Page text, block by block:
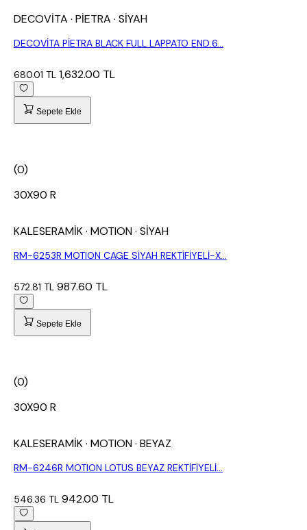
DECOVİTA · PİETRA · SİYAH
DECOVİTA PİETRA BLACK FULL LAPPATO END.6...
680.01 TL 1,632.00 TL
Sepete Ekle
(0)
30X90 R
KALESERAMİK· MOTION· SİYAH
RM-6253R MOTION CAGE SİYAH REKTİFİYELİ-X...
572.81 TL 987.60 TL
Sepete Ekle
(0)
30X90 R
KALESERAMİK· MOTION· BEYAZ
RM-6246R MOTION LOTUS BEYAZ REKTİFİYELİ...
546.36 TL 942.00 TL